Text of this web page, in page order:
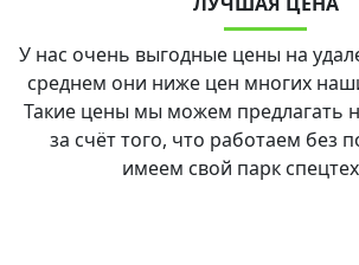
У нас очень выгодные цены на
среднем они ниже цен многих
Такие цены мы можем предлагать
за счёт того, что работаем без
имеем свой парк